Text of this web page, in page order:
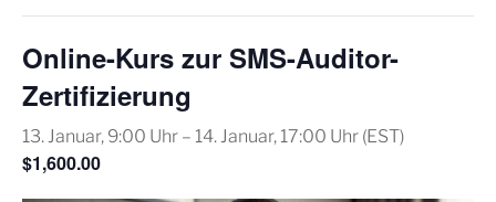
Online-Kurs zur SMS-Auditor-
Zertifizierung
13. Januar, 9:00 Uhr – 14. Januar, 17:00 Uhr (EST)
$1,600.00